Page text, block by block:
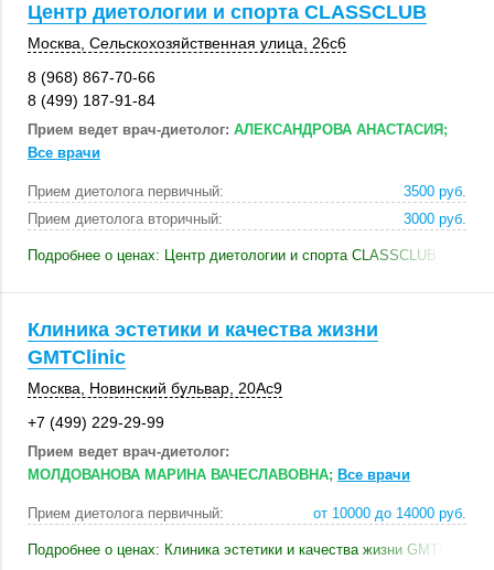
Центр диетологии и спорта CLASSCLUB
Москва , Сельскохозяйственная улица, 26с6
8 (968) 867-70-66
8 (499) 187-91-84
Прием ведет врач-диетолог: АЛЕКСАНДРОВА АНАСТАСИЯ;
Все врачи
Прием диетолога первичный:
3500 руб.
Прием диетолога вторичный:
3000 руб.
Подробнее о ценах: Центр диетологии и спорта CLASSCLUB
Клиника эстетики и качества жизни
GMTClinic
Москва Новинский бульвар 20Ас9
+7 (499) 229-29-99
Прием ведет врач-диетолог:
МОЛДОВАНОВА МАРИНА ВАЧЕСЛАВОВНА; Все врачи
Прием диетолога первичный: от 10000 до 14000 руб.
Подробнее о ценах: Клиника эстетики и качества жизни GMTClinic